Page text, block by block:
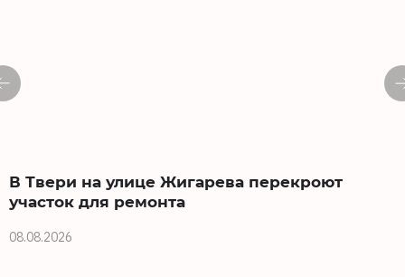
В Твери на улице Жигарева перекроют
участок для ремонта
08.08.2026